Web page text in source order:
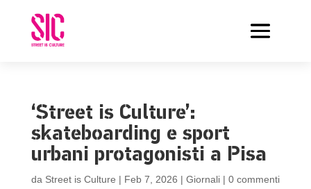
‘Street is Culture’:
skateboarding e sport
urbani protagonisti a Pisa
da Street is Culture | Feb 7, 2026 | Giornali| 0 commenti